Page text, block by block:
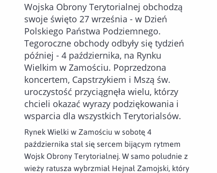
Wojska Obrony Terytorialnej obchodzą
swoje święto 27 września - w Dzień
Polskiego Państwa Podziemnego.
Tegoroczne obchody odbyły się tydzień
później - 4 października, na Rynku
Wielkim w Zamościu. Poprzedzona
koncertem, Capstrzykiem i Mszą św.
uroczystość przyciągnęła wielu, którzy
chcieli okazać wyrazy podziękowania i
wsparcia dla wszystkich Terytorialsów.
Rynek Wielki w Zamościu w sobotę 4
października stał się sercem bijącym rytmem
Wojsk Obrony Terytorialnej. W samo południe z
wieży ratusza wybrzmiał Hejnał Zamojski, który